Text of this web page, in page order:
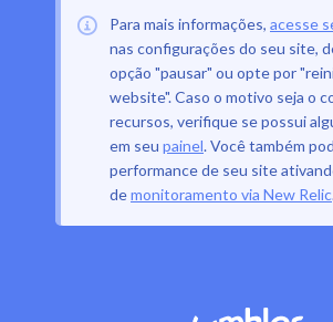
Para mais informações, acesse
nas configurações do seu site,
opção "pausar" ou opte por
website". Caso o motivo seja o
recursos, verifique se possui
em seu painel. Você também
performance de seu site
demonitoramento via New Relic